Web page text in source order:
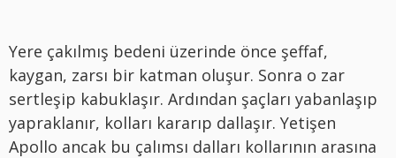
Yere çakılmış bedeni üzerinde önce şeffaf,
kaygan, zarsı bir katman oluşur. Sonra o zar
sertleşip kabuklaşır. Ardından şaçları yabanlaşıp
yapraklanır, kolları kararıp dallaşır. Yetişen
Apollo ancak bu çalımsı dalları kollarının arasına